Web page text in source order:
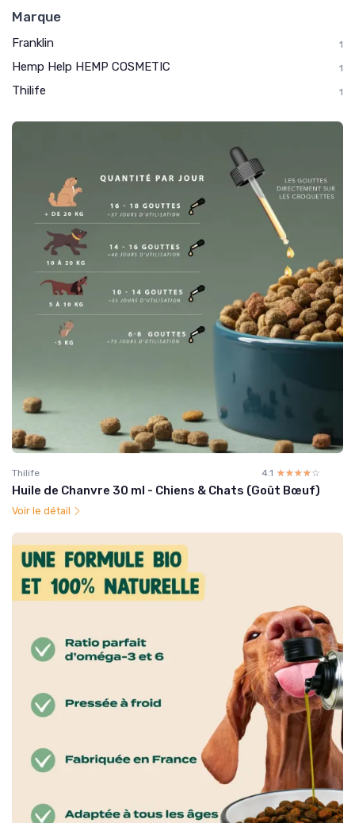
Marque
Franklin 1
Hemp Help HEMP COSMETIC 1
Thilife 1
Thilife 4.1 ☆☆☆☆☆
★★★★★
Huile de Chanvre 30 ml - Chiens & Chats (Goût Bœuf)
Voir le détail